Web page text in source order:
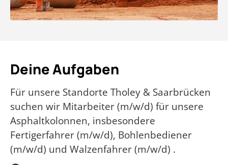
Deine Aufgaben
Für unsere Standorte Tholey & Saarbrücken
suchen wir Mitarbeiter (m/w/d) für unsere
Asphaltkolonnen, insbesondere
Fertigerfahrer (m/w/d), Bohlenbediener
(m/w/d) und Walzenfahrer (m/w/d) .